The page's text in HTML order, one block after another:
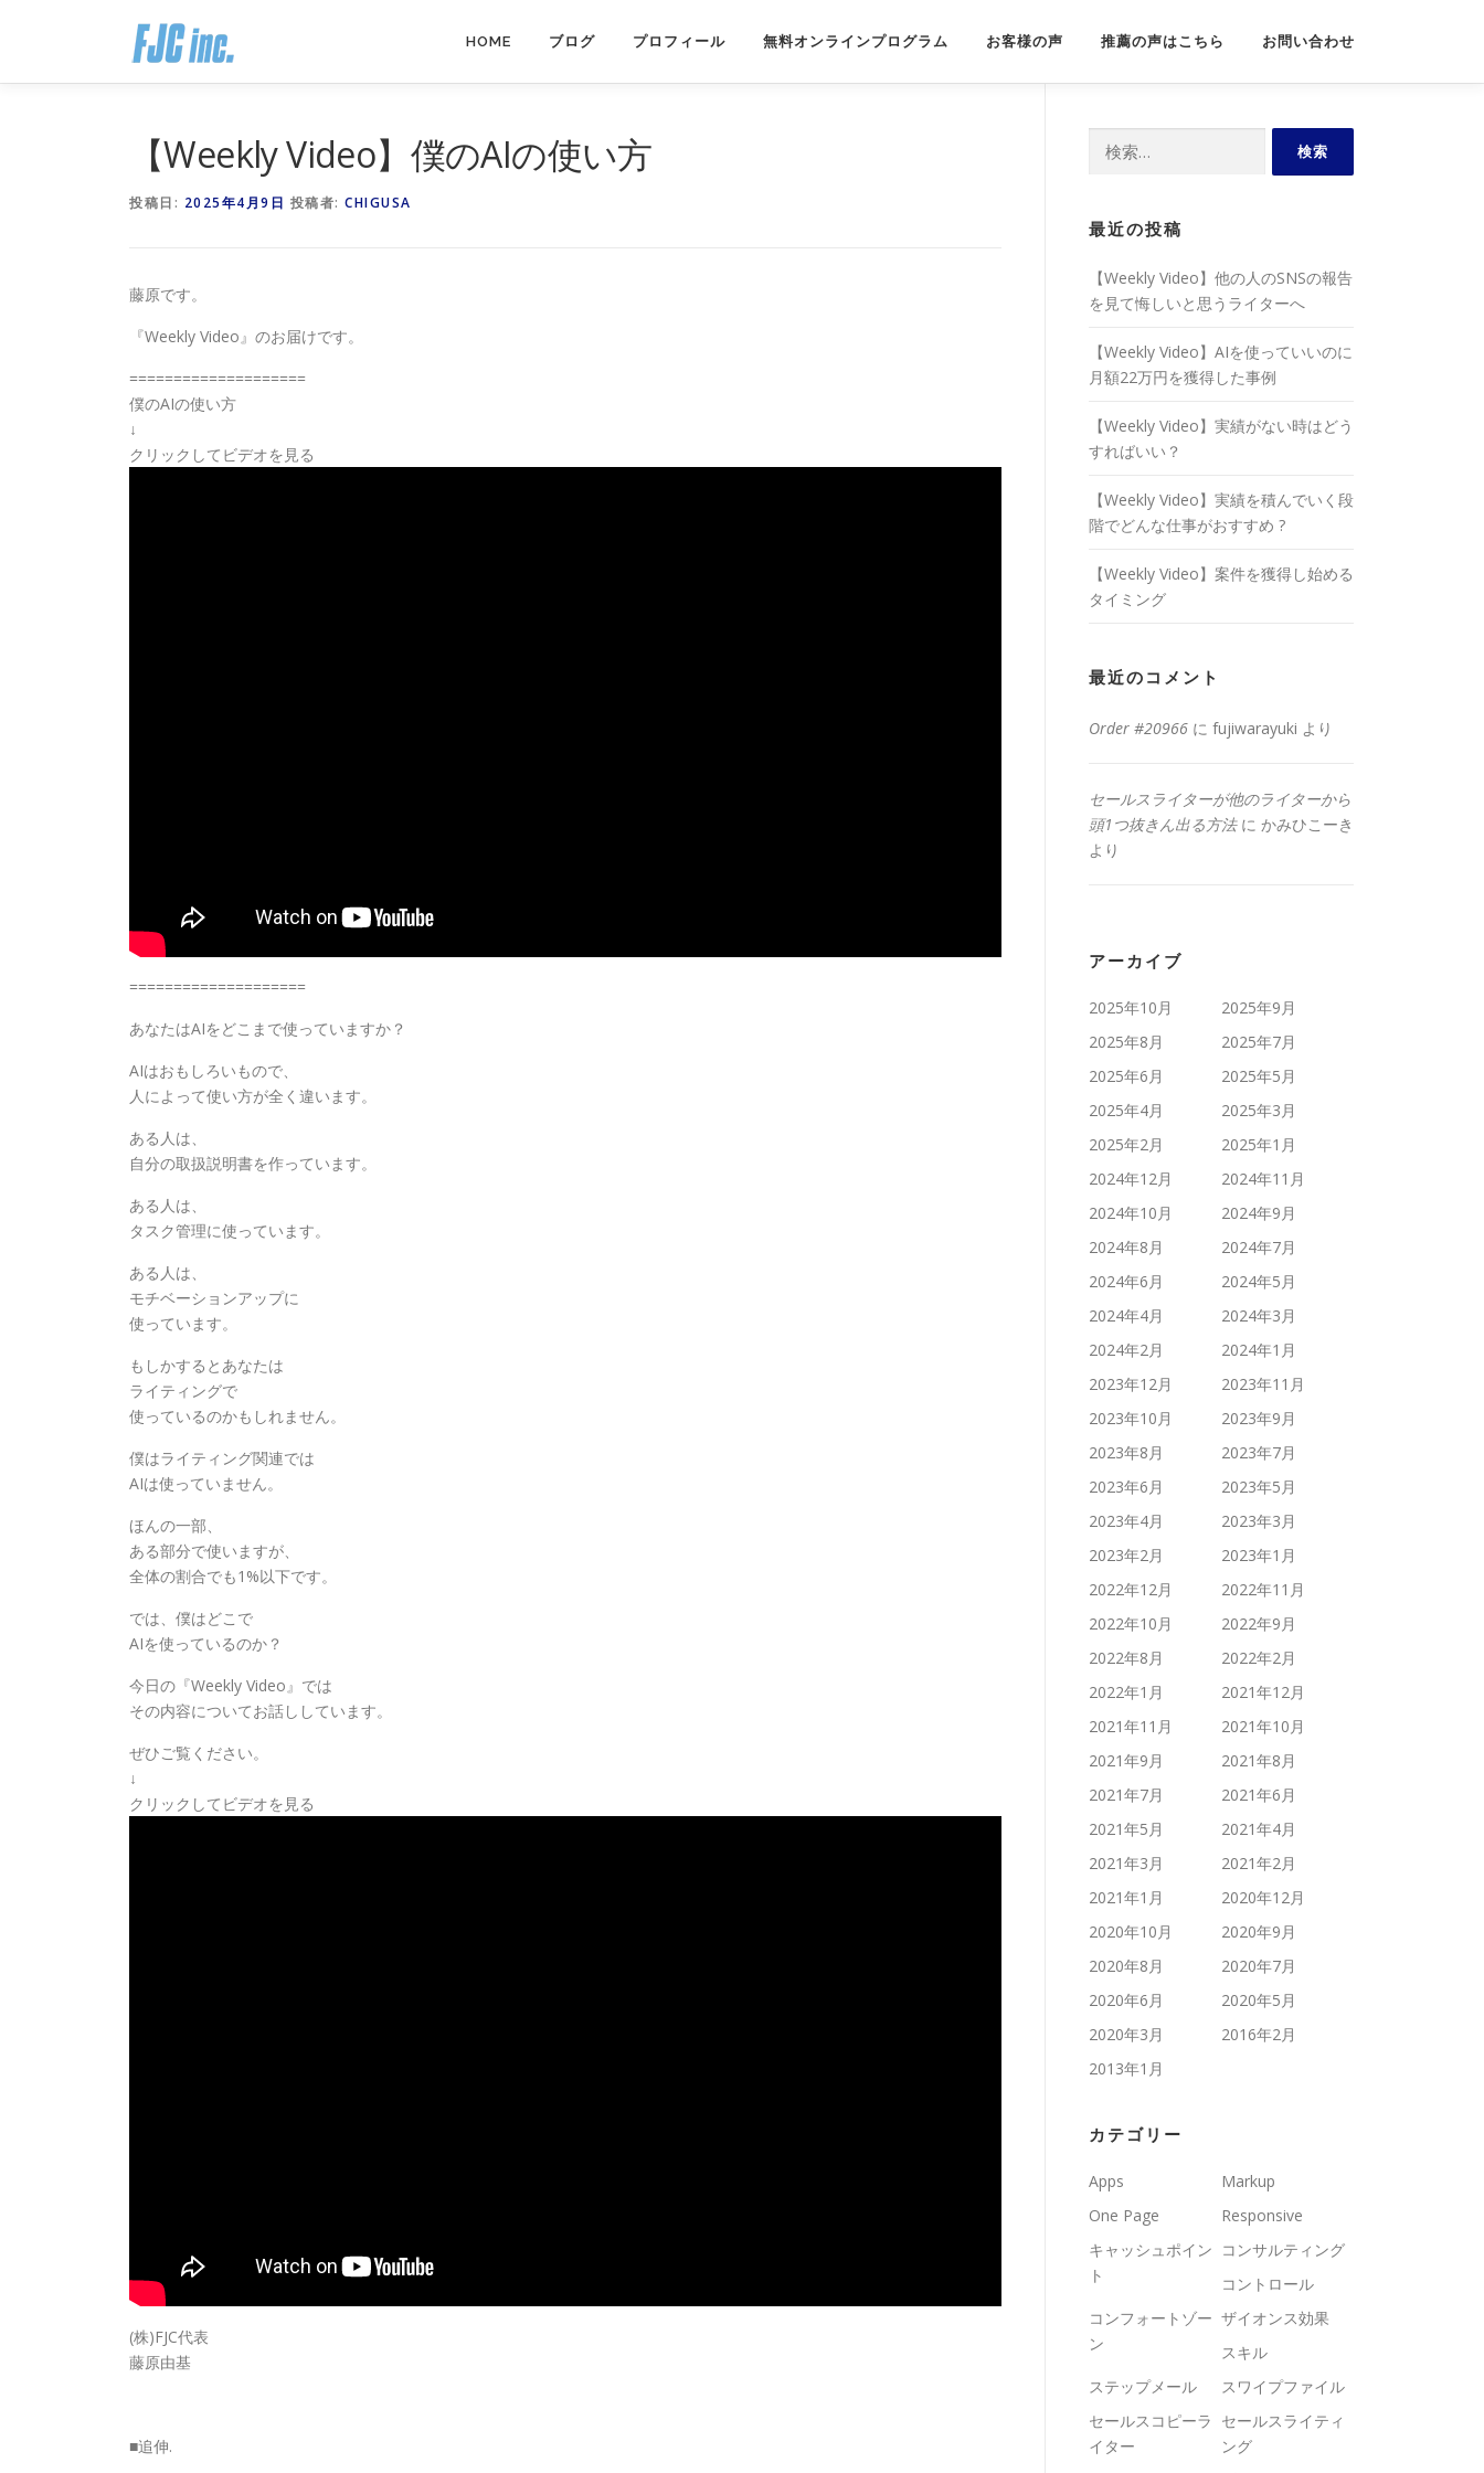
ン
HOME ブログ プロフィール 無料オンラインプログラム お客様の声 推薦の声はこちら お問い合わせ
【Weekly Video】僕のAIの使い方
投稿日: 2025年4月9日 投稿者: CHIGUSA
藤原です。
『Weekly Video』のお届けです。
====================
僕のAIの使い方
↓
クリックしてビデオを見る
====================
あなたはAIをどこまで使っていますか？
AIはおもしろいもので、
人によって使い方が全く違います。
ある人は、
自分の取扱説明書を作っています。
ある人は、
タスク管理に使っています。
ある人は、
モチベーションアップに
使っています。
もしかするとあなたは
ライティングで
使っているのかもしれません。
僕はライティング関連では
AIは使っていません。
ほんの一部、
ある部分で使いますが、
全体の割合でも1%以下です。
では、僕はどこで
AIを使っているのか？
今日の『Weekly Video』では
その内容についてお話ししています。
ぜひご覧ください。
↓
クリックしてビデオを見る
(株)FJC代表
藤原由基
■追伸.
最近の投稿
【Weekly Video】他の人のSNSの報告
を見て悔しいと思うライターへ
【Weekly Video】AIを使っていいのに
月額22万円を獲得した事例
【Weekly Video】実績がない時はどう
すればいい？
【Weekly Video】実績を積んでいく段
階でどんな仕事がおすすめ ?
【Weekly Video】案件を獲得し始める
タイミング
最近のコメント
Order #20966 に fujiwarayuki より
セールスライターが他のライターから
頭1つ抜きん出る方法に かみひこーき
より
アーカイブ
2025年10月
2025年9月
2025年8月
2025年7月
2025年6月
2025年5月
2025年4月
2025年3月
2025年2月
2025年1月
2024年12月
2024年11月
2024年10月
2024年9月
2024年8月
2024年7月
2024年6月
2024年5月
2024年4月
2024年3月
2024年2月
2024年1月
2023年12月
2023年11月
2023年10月
2023年9月
2023年8月
2023年7月
2023年6月
2023年5月
2023年4月
2023年3月
2023年2月
2023年1月
2022年12月
2022年11月
2022年10月
2022年9月
2022年8月
2022年2月
2022年1月
2021年12月
2021年11月
2021年10月
2021年9月
2021年8月
2021年7月
2021年6月
2021年5月
2021年4月
2021年3月
2021年2月
2021年1月
2020年12月
2020年10月
2020年9月
2020年8月
2020年7月
2020年6月
2020年5月
2020年3月
2016年2月
2013年1月
カテゴリー
Apps
Markup
One Page
Responsive
キャッシュポイン
ト
コンサルティング
コントロール
コンフォートゾー
ン
ザイオンス効果
スキル
ステップメール
スワイプファイル
セールスコピーラ
イター
セールスライティ
ング